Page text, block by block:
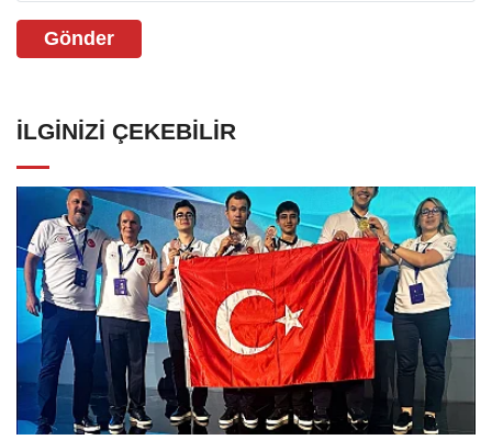
Gönder
İLGINIZI ÇEKEBILIR